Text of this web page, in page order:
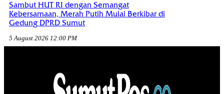
Sambut HUT RI dengan Semangat
Kebersamaan, Merah Putih Mulai Berkibar di
Gedung DPRD Sumut
5 August 2026 12:00 PM